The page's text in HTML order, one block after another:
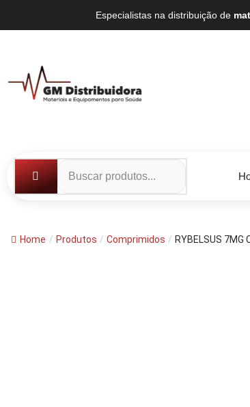
Especialistas na distribuição de
Home / Produtos / Comprimidos / RYBELSUS 7MG